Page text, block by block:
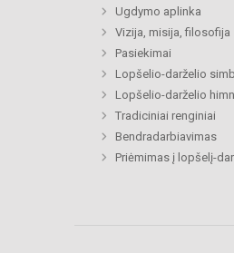
Ugdymo aplinka
Vizija, misija, filosofija
Pasiekimai
Lopšelio-darželio
Lopšelio-darželio
Tradiciniai renginiai
Bendradarbiavimas
Priėmimas į lopšelį-